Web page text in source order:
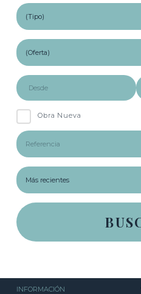
Obra Nueva
INFORMACIÓN